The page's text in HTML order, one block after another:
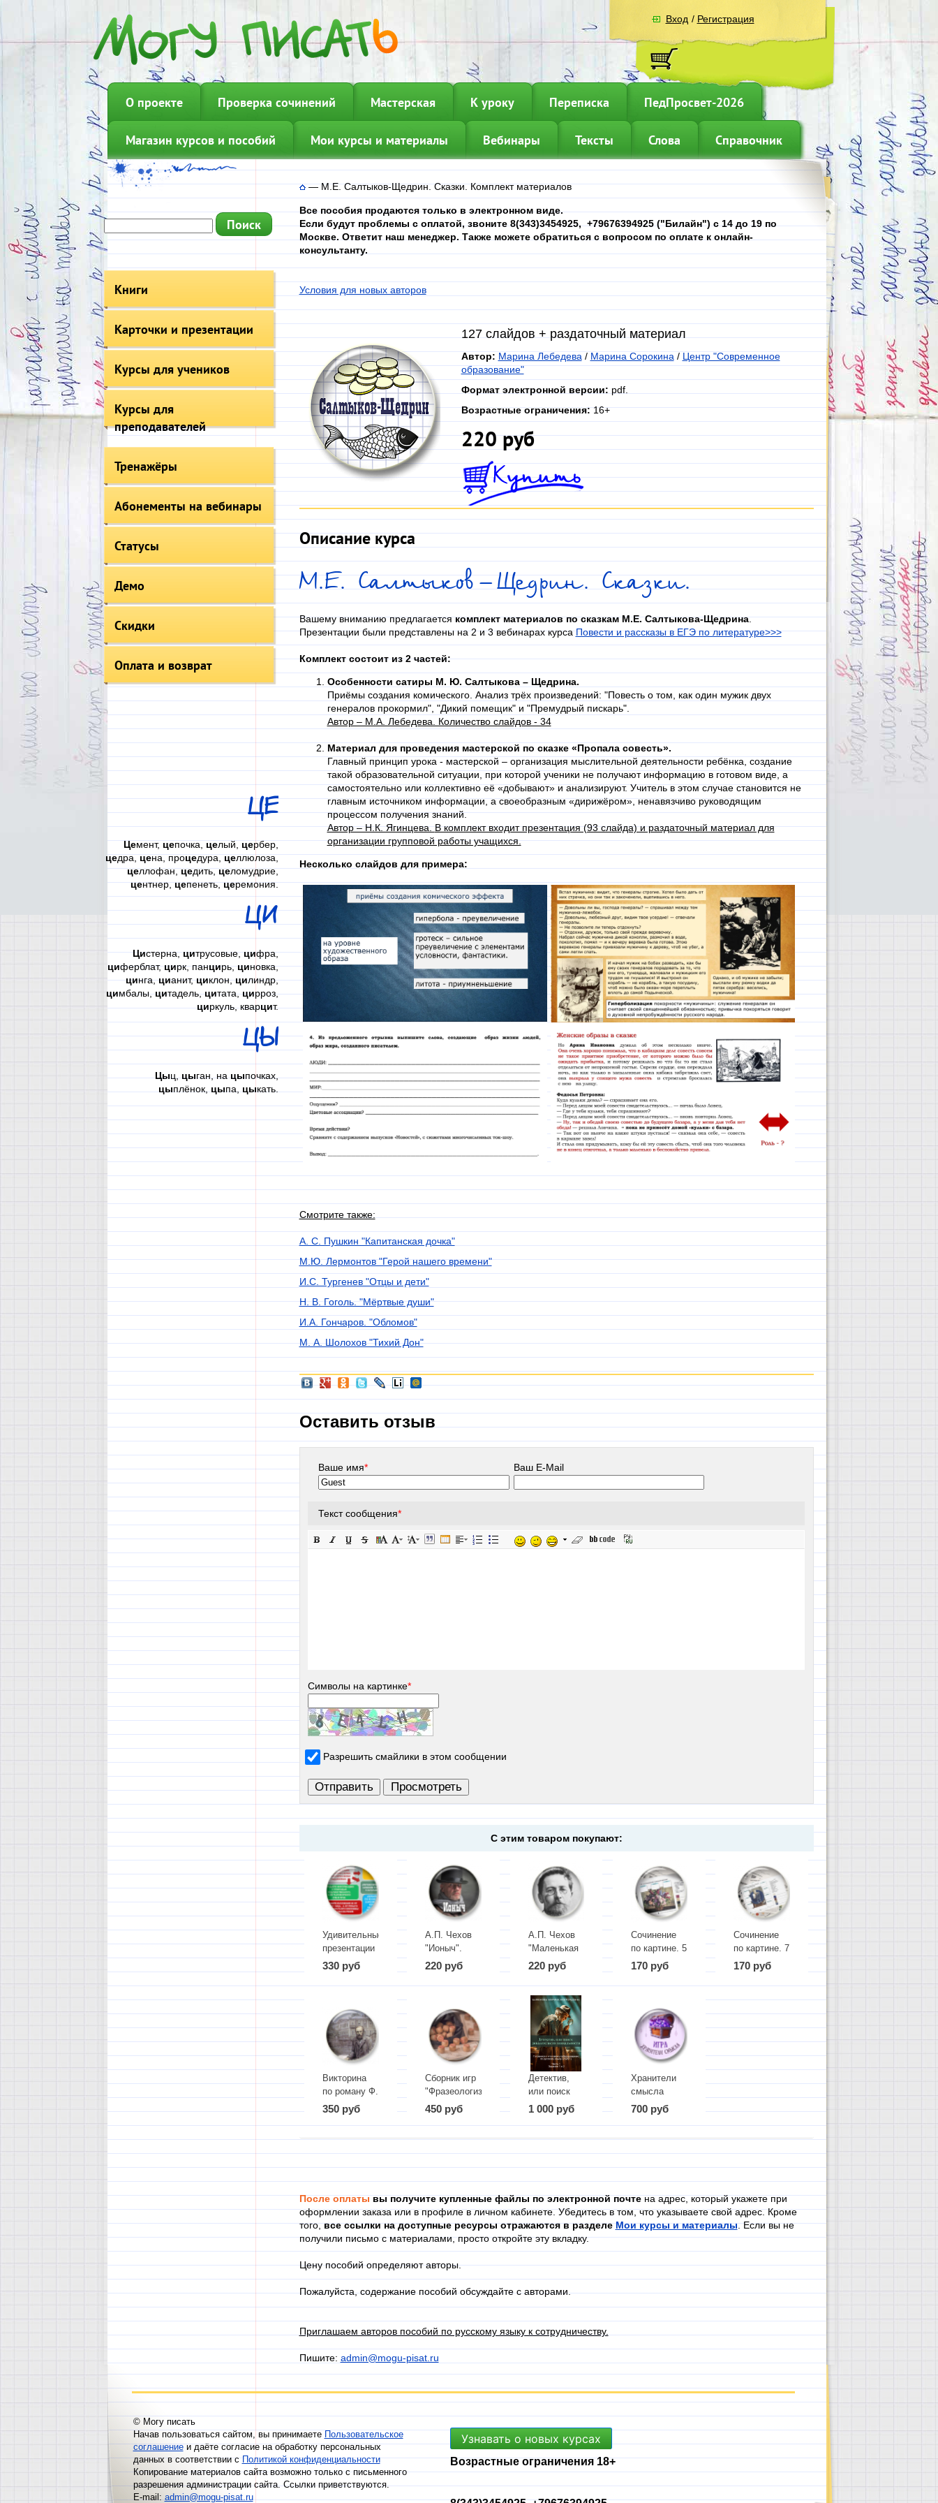
Вход / Регистрация
О проекте Проверка сочинений Мастерская К уроку Переписка ПедПросвет-2026
Магазин курсов и пособий Мои курсы и материалы Вебинары Тексты Слова Справочник
Книги
Карточки и презентации
Курсы для учеников
Курсы для
преподавателей
Тренажёры
Абонементы на вебинары
Статусы
Демо
Скидки
Оплата и возврат
ЦЕ
Цемент,цепочка,целый,цербер,
цедра,цена, процедура,целлюлоза,
целлофан,цедить,целомудрие,
центнер,цепенеть,церемония.
ЦИ
Цистерна,цитрусовые,цифра,
циферблат,цирк, панцирь,циновка,
цинга,цианит,циклон,цилиндр,
цимбалы,цитадель,цитата,цирроз,
циркуль, кварцит.
ЦЫ
Цыц,цыган, нацыпочках,
цыплёнок, цыпа, цыкать.
—М.Е. Салтыков-Щедрин. Сказки. Комплект материалов
Все пособия продаются только в электронном виде.
Если будут проблемы с оплатой, звоните 8(343)3454925, +79676394925 ("Билайн") с 14 до 19 по
Москве. Ответит наш менеджер. Также можете обратиться с вопросом по оплате к онлайн-
консультанту.
Условия для новых авторов
127 слайдов + раздаточный материал
Автор: Марина Лебедева / Марина Сорокина / Центр "Современное
образование"
Формат электронной версии: pdf.
Возрастные ограничения: 16+
220 руб
Описание курса
М.Е. Салтыков-Щедрин. Сказки.
Вашему вниманию предлагаетсякомплект материалов по сказкам М.Е. Салтыкова-Щедрина.
Презентации были представлены на 2 и 3 вебинарах курсаПовести и рассказы в ЕГЭ по литературе>>>
Комплект состоит из 2 частей:
Особенности сатиры М. Ю. Салтыкова – Щедрина.
Приёмы создания комического. Анализ трёх произведений: "Повесть о том, как один мужик двух
генералов прокормил", "Дикий помещик" и "Премудрый пискарь".
Автор – М.А. Лебедева. Количество слайдов - 34
Материал для проведения мастерской по сказке «Пропала совесть».
Главный принцип урока - мастерской – организация мыслительной деятельности ребёнка, создание
такой образовательной ситуации, при которой ученики не получают информацию в готовом виде, а
самостоятельно или коллективно её «добывают» и анализируют. Учитель в этом случае становится не
главным источником информации, а своеобразным «дирижёром», ненавязчиво руководящим
процессом получения знаний.
Автор – Н.К. Ягинцева.В комплект входит презентация (93 слайда) и раздаточный материал для
организации групповой работы учащихся.
Несколько слайдов для примера:
Смотрите также:
А. С. Пушкин "Капитанская дочка"
М.Ю. Лермонтов "Герой нашего времени"
И.С. Тургенев "Отцы и дети"
Н. В. Гоголь. "Мёртвые души"
И.А. Гончаров. "Обломов"
М. А. Шолохов "Тихий Дон"
Оставить отзыв
Ваше имя* Ваш E-Mail
Текст сообщения*
Символы на картинке*
Разрешить смайлики в этом сообщении
С этим товаром покупают:
Удивительные
презентации
к курсу "5
нескучных
уроков
языка"
330 руб
А.П. Чехов
"Ионыч".
Комплект
материалов
220 руб
А.П. Чехов
"Маленькая
трилогия".
Презентация
220 руб
Сочинение
по картине. 5
класс
170 руб
Сочинение
по картине. 7
класс
170 руб
Викторина
по роману Ф.
М.
Достоевского
350 руб
Сборник игр
"Фразеологизмы"
450 руб
Детектив,
или поиск
доказательств
уникальности
1 000 руб
Хранители
смысла
700 руб
После оплатывы получите купленные файлы по электронной почтена адрес, который укажете при
оформлении заказа или в профиле в личном кабинете. Убедитесь в том, что указываете свой адрес. Кроме
того,все ссылки на доступные ресурсы отражаются в разделеМои курсы и материалы. Если вы не
получили письмо с материалами, просто откройте эту вкладку.
Цену пособий определяют авторы.
Пожалуйста, содержание пособий обсуждайте с авторами.
Приглашаем авторов пособий по русскому языку к сотрудничеству.
Пишите: admin@mogu-pisat.ru
© Могу писать
Начав пользоваться сайтом, вы принимаете Пользовательское
соглашениеи даёте согласие на обработку персональных
данных в соответствии сПолитикой конфиденциальности
Копирование материалов сайта возможно только с письменного
разрешения администрации сайта. Ссылки приветствуются.
E-mail:admin@mogu-pisat.ru
Узнавать о новых курсах
Возрастные ограничения 18+